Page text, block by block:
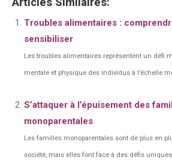
Troubles alimentaires :
sensibiliser
Les troubles alimentaires représentent un défi
mentale et physique des individus à l’échelle
S’attaquer à l’épuisement des
monoparentales
Les familles monoparentales sont de plus en
société, mais elles font face à des défis